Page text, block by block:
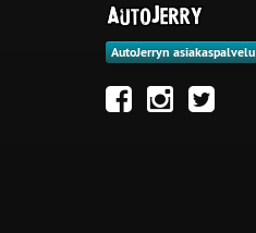
AutoJerryn asiakaspalvelu